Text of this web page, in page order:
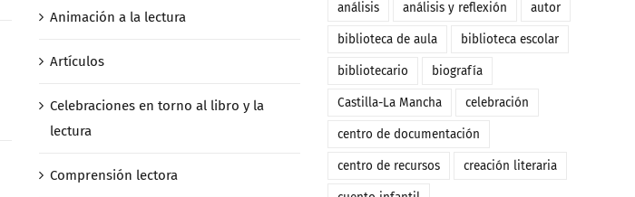
Animación a la lectura
Artículos
Celebraciones en torno al libro y la
lectura
Comprensión lectora
análisis análisis y reflexión autor
biblioteca de aula biblioteca escolar
bibliotecario biografía
Castilla-La Mancha celebración
centro de documentación
centro de recursos creación literaria